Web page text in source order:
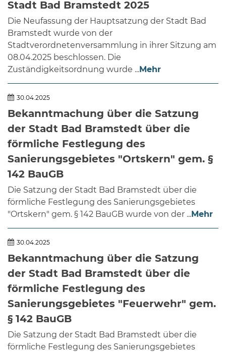
Stadt Bad Bramstedt 2025
Die Neufassung der Hauptsatzung der Stadt Bad
Bramstedt wurde von der
Stadtverordnetenversammlung in ihrer Sitzung am
08.04.2025 beschlossen. Die
Zuständigkeitsordnung wurde ...Mehr
30.04.2025
Bekanntmachung über die Satzung
der Stadt Bad Bramstedt über die
förmliche Festlegung des
Sanierungsgebietes "Ortskern" gem. §
142 BauGB
Die Satzung der Stadt Bad Bramstedt über die
förmliche Festlegung des Sanierungsgebietes
"Ortskern" gem. § 142 BauGB wurde von der ...Mehr
30.04.2025
Bekanntmachung über die Satzung
der Stadt Bad Bramstedt über die
förmliche Festlegung des
Sanierungsgebietes "Feuerwehr" gem.
§ 142 BauGB
Die Satzung der Stadt Bad Bramstedt über die
förmliche Festlegung des Sanierungsgebietes